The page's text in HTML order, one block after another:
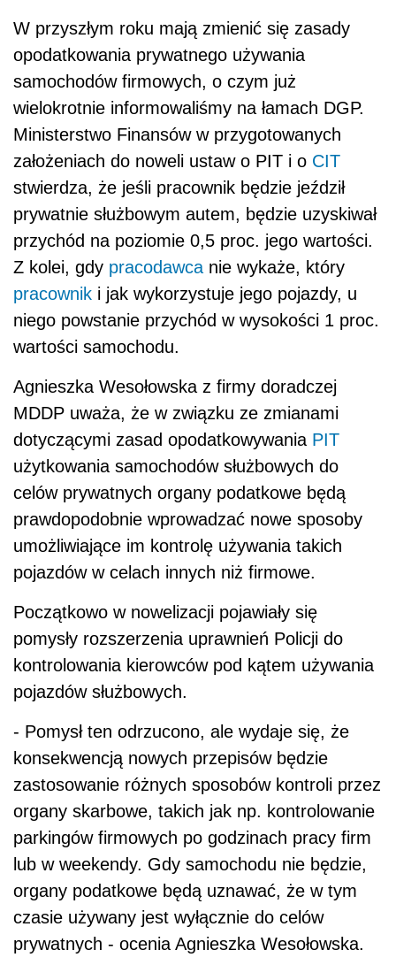
Z kolei, gdypracodawca nie wykaże, który
pracowniki jak wykorzystuje jego pojazdy, u
niego powstanie przychód w wysokości 1 proc.
wartości samochodu.
Agnieszka Wesołowska z firmy doradczej
dotyczącymi zasad opodatkowywania
użytkowania samochodów służbowych do
celów prywatnych organy podatkowe będą
prawdopodobnie wprowadzać nowe sposoby
umożliwiające im kontrolę używania takich
pojazdów w celach innych niż firmowe.
pomysły rozszerzenia uprawnień Policji do
kontrolowania kierowców pod kątem używania
pojazdów służbowych.
- Pomysł ten odrzucono, ale wydaje się, że
konsekwencją nowych przepisów będzie
zastosowanie różnych sposobów kontroli przez
organy skarbowe, takich jak np. kontrolowanie
lub w weekendy. Gdy samochodu nie będzie,
organy podatkowe będą uznawać, że w tym
czasie używany jest wyłącznie do celów
prywatnych - ocenia Agnieszka Wesołowska.
Jednocześnie stwierdza, że wprowadzenie
jakiegokolwiek nowego sposobu kontroli będzie
trudne do zrealizowania, ponieważ żadna z
metod nie gwarantuje stuprocentowej
skuteczności oraz wprowadza dodatkowe
obciążenia dla organów podatkowych (np.
opłacenie pracowników sprawdzających
parkingi firmowe w weekendy).